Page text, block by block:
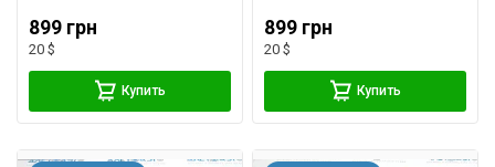
899 грн
20 $
Купить
899 грн
20 $
Купить